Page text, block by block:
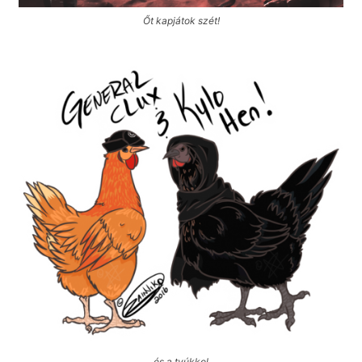
Őt kapjátok szét!